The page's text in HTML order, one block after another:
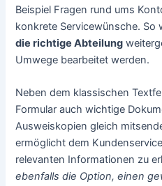
Beispiel Fragen rund ums
konkrete Servicewünsche.
die richtige Abteilung
Umwege bearbeitet werden.
Neben dem klassischen
Formular auch wichtige
Ausweiskopien gleich
ermöglicht dem
relevanten Informationen zu
ebenfalls die Option, einen